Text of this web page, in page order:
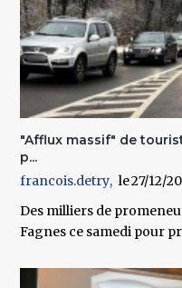
"Afflux massif" de
p...
francois.detry
27/12/
Des milliers de
Fagnes ce samedi pour